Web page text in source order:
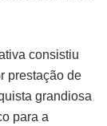
consistiu
prestação de
grandiosa
para a